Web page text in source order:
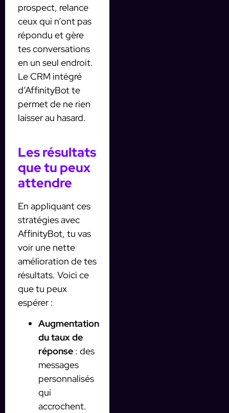
prospect, relance
ceux qui n’ont pas
répondu et gère
tes conversations
en un seul endroit.
Le CRM intégré
d’AffinityBot te
permet de ne rien
laisser au hasard.
Les résultats
que tu peux
attendre
En appliquant ces
stratégies avec
AffinityBot, tu vas
voir une nette
amélioration de tes
résultats. Voici ce
que tu peux
espérer :
Augmentation
du taux de
réponse : des
messages
personnalisés
qui
accrochent.